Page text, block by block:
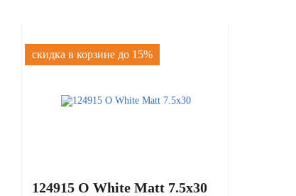
скидка в корзине до 15%
124915 O White Matt 7.5x30